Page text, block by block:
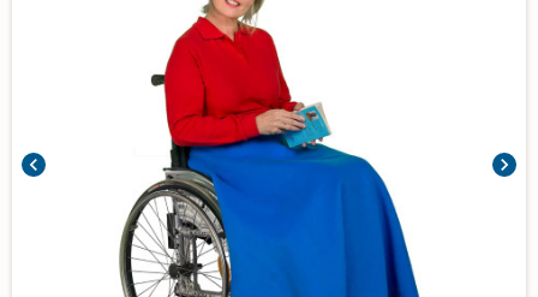
chevron_left chevron_right